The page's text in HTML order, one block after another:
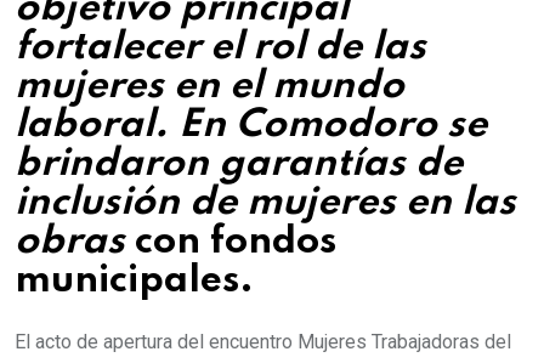
objetivo principal
fortalecer el rol de las
mujeres en el mundo
laboral. En Comodoro se
brindaron garantías de
inclusión de mujeres en las
obrascon fondos
municipales.
El acto de apertura del encuentro Mujeres Trabajadoras del